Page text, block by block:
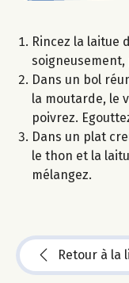
Rincez la laitue
Dans un bol
la moutarde, le
poivrez.
Dans un plat
le thon et la
mélangez.
Retour à la